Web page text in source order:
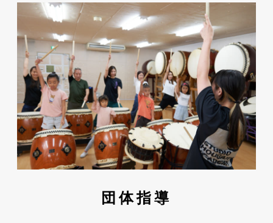
団体指導